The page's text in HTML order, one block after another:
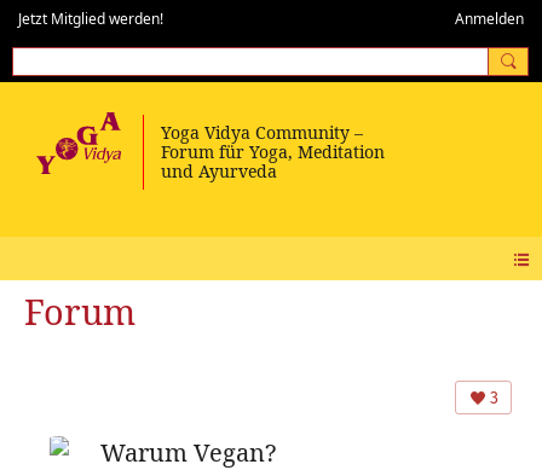
Jetzt Mitglied werden! Anmelden
Forum
3
Warum Vegan?